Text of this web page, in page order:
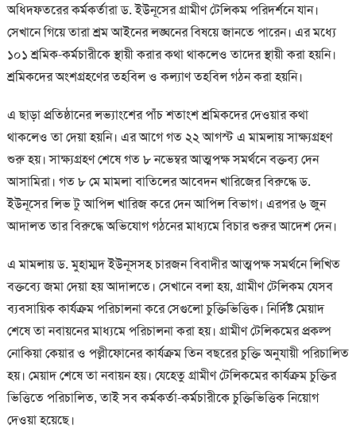
অধিদফতরের কর্মকর্তারা ড. ইউনূসের গ্রামীণ টেলিকম পরিদর্শনে যান।
সেখানে গিয়ে তারা শ্রম আইনের লঙ্ঘনের বিষয়ে জানতে পারেন। এর মধ্যে
১০১ শ্রমিক-কর্মচারীকে স্থায়ী করার কথা থাকলেও তাদের স্থায়ী করা হয়নি।
শ্রমিকদের অংশগ্রহণের তহবিল ও কল্যাণ তহবিল গঠন করা হয়নি।
এ ছাড়া প্রতিষ্ঠানের লভ্যাংশের পাঁচ শতাংশ শ্রমিকদের দেওয়ার কথা
থাকলেও তা দেয়া হয়নি। এর আগে গত ২২ আগস্ট এ মামলায় সাক্ষ্যগ্রহণ
শুরু হয়। সাক্ষ্যগ্রহণ শেষে গত ৮ নভেম্বর আত্মপক্ষ সমর্থনে বক্তব্য দেন
আসামিরা। গত ৮ মে মামলা বাতিলের আবেদন খারিজের বিরুদ্ধে ড.
ইউনূসের লিভ টু আপিল খারিজ করে দেন আপিল বিভাগ। এরপর ৬ জুন
আদালত তার বিরুদ্ধে অভিযোগ গঠনের মাধ্যমে বিচার শুরুর আদেশ দেন।
এ মামলায় ড. মুহাম্মদ ইউনূসসহ চারজন বিবাদীর আত্মপক্ষ সমর্থনে লিখিত
বক্তব্যে জমা দেয়া হয় আদালতে। সেখানে বলা হয়, গ্রামীণ টেলিকম যেসব
ব্যবসায়িক কার্যক্রম পরিচালনা করে সেগুলো চুক্তিভিত্তিক। নির্দিষ্ট মেয়াদ
শেষে তা নবায়নের মাধ্যমে পরিচালনা করা হয়। গ্রামীণ টেলিকমের প্রকল্প
নোকিয়া কেয়ার ও পল্লীফোনের কার্যক্রম তিন বছরের চুক্তি অনুযায়ী পরিচালিত
হয়। মেয়াদ শেষে তা নবায়ন হয়। যেহেতু গ্রামীণ টেলিকমের কার্যক্রম চুক্তির
ভিত্তিতে পরিচালিত, তাই সব কর্মকর্তা-কর্মচারীকে চুক্তিভিত্তিক নিয়োগ
দেওয়া হয়েছে।